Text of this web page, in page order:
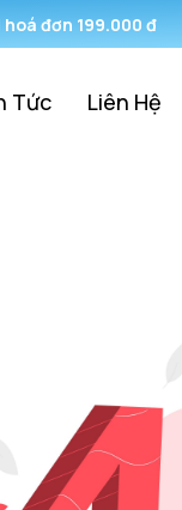
đơn 199.000 đ
Tức Liên Hệ